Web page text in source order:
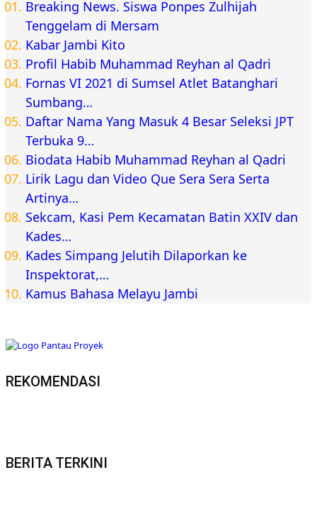
Breaking News. Siswa Ponpes Zulhijah
Tenggelam di Mersam
Kabar Jambi Kito
Profil Habib Muhammad Reyhan al Qadri
Fornas VI 2021 di Sumsel Atlet Batanghari
Sumbang…
Daftar Nama Yang Masuk 4 Besar Seleksi JPT
Terbuka 9…
Biodata Habib Muhammad Reyhan al Qadri
Lirik Lagu dan Video Que Sera Sera Serta
Artinya…
Sekcam, Kasi Pem Kecamatan Batin XXIV dan
Kades…
Kades Simpang Jelutih Dilaporkan ke
Inspektorat,…
Kamus Bahasa Melayu Jambi
REKOMENDASI
BERITA TERKINI